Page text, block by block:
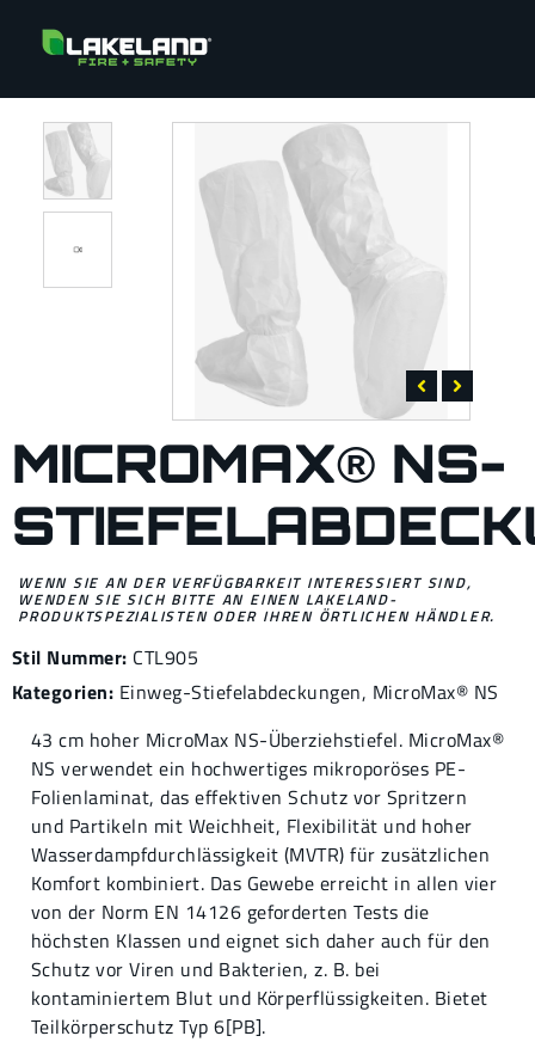
MICROMAX® NS-
WENN SIE AN DER VERFÜGBARKEIT INTERESSIERT SIND,
WENDEN SIE SICH BITTE AN EINEN LAKELAND-
PRODUKTSPEZIALISTEN ODER IHREN ÖRTLICHEN HÄNDLER.
Stil Nummer: CTL905
Kategorien: Einweg-Stiefelabdeckungen, MicroMax® NS
43 cm hoher MicroMax NS-Überziehstiefel. MicroMax®
NS verwendet ein hochwertiges mikroporöses PE-
Folienlaminat, das effektiven Schutz vor Spritzern
und Partikeln mit Weichheit, Flexibilität und hoher
Wasserdampfdurchlässigkeit (MVTR) für zusätzlichen
Komfort kombiniert. Das Gewebe erreicht in allen vier
von der Norm EN 14126 geforderten Tests die
höchsten Klassen und eignet sich daher auch für den
Schutz vor Viren und Bakterien, z. B. bei
kontaminiertem Blut und Körperflüssigkeiten. Bietet
Teilkörperschutz Typ 6[PB].